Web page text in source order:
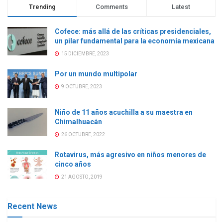
Trending Comments Latest
Cofece: más allá de las críticas presidenciales,
un pilar fundamental para la economía mexicana
15 DICIEMBRE, 2023
Por un mundo multipolar
9 OCTUBRE, 2023
Niño de 11 años acuchilla a su maestra en
Chimalhuacán
26 OCTUBRE, 2022
Rotavirus, más agresivo en niños menores de
cinco años
21 AGOSTO, 2019
Recent News